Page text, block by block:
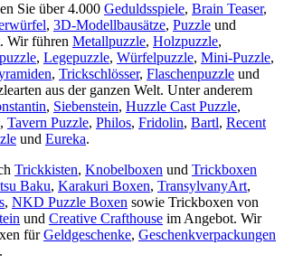
Sie über 4.000 Geduldsspiele, Brain Teaser,
, 3D-Modellbausätze, Puzzle und
Wir führen Metallpuzzle, Holzpuzzle,
, Legepuzzle, Würfelpuzzle, Mini-Puzzle,
, Trickschlösser, Flaschenpuzzle und
aus der ganzen Welt. Unter anderem
, Siebenstein, Huzzle Cast Puzzle,
, Tavern Puzzle, Philos, Fridolin, Bartl, Recent
und Eureka.
Trickkisten, Knobelboxen und Trickboxen
Baku, Karakuri Boxen, TransylvanyArt,
, NKD Puzzle Boxen sowie Trickboxen von
und Creative Crafthouse im Angebot. Wir
fürGeldgeschenke, Geschenkverpackungen
.